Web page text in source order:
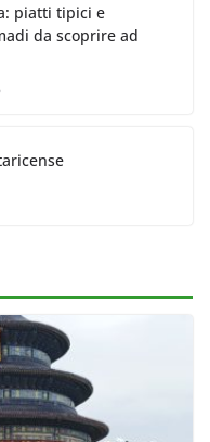
piatti tipici e
da scoprire ad